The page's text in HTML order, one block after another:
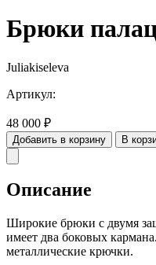
Брюки
Juliakiseleva
Артикул:
48 000 ₽
Добавить в корзину В
Описание
Широкие брюки с двумя
имеет два боковых
металлические крючки.